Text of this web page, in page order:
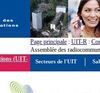
Page principale : UIT-R :
Assemblée des
(UIT-
Secteurs de l'UIT